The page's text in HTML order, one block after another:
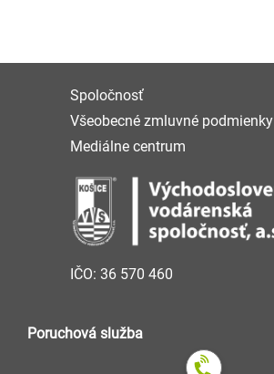
Spoločnosť
Všeobecné zmluvné podmienky
Mediálne centrum
IČO: 36 570 460
Poruchová služba